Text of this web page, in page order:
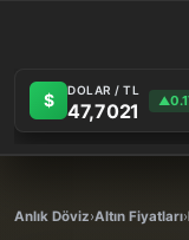
$ DOLAR / TL
47,7021 ▲
Anlık Döviz›Altın Fiyatları›